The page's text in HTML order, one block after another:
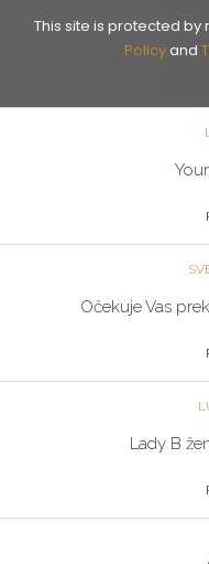
This site is protected by
Policyand
Očekuje Vas
Lady B